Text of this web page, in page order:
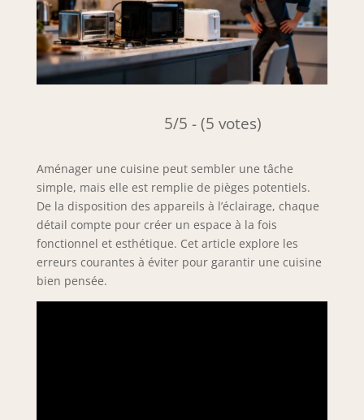
5/5 - (5 votes)
Aménager une cuisine peut sembler une tâche
simple, mais elle est remplie de pièges potentiels.
De la disposition des appareils à l’éclairage, chaque
détail compte pour créer un espace à la fois
fonctionnel et esthétique. Cet article explore les
erreurs courantes à éviter pour garantir une cuisine
bien pensée.